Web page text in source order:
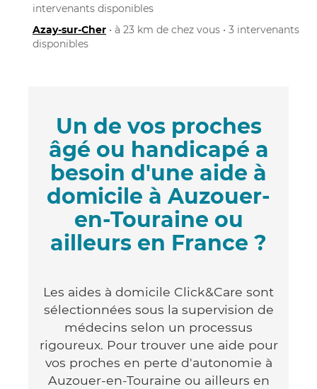
intervenants disponibles
Azay-sur-Cher • à 23 km de chez vous • 3 intervenants
disponibles
Un de vos proches
âgé ou handicapé a
besoin d'une aide à
domicile à Auzouer-
en-Touraine ou
ailleurs en France ?
Les aides à domicile Click&Care sont
sélectionnées sous la supervision de
médecins selon un processus
rigoureux. Pour trouver une aide pour
vos proches en perte d'autonomie à
Auzouer-en-Touraine ou ailleurs en